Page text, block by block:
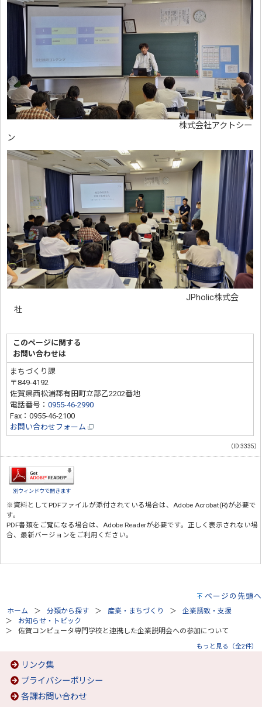
株式会社アクトシー
ン
JPholic株式会
社
このページに関する
お問い合わせは
まちづくり課
〒849-4192
佐賀県西松浦郡有田町立部乙2202番地
電話番号：0955-46-2990
Fax：0955-46-2100
お問い合わせフォーム
（ID:3335）
別ウィンドウで開きます
※資料としてPDFファイルが添付されている場合は、 Adobe Acrobat(R)が必要で
す。
PDF書類をご覧になる場合は、 Adobe Readerが必要です。正しく表示されない場
合、最新バージョンをご利用ください。
ページの先頭へ
ホーム 分類から探す 産業・まちづくり
企業誘致・支援
お知らせ・トピック
佐賀コンピュータ専門学校と連携した企業説明会への参加について
もっと見る（全2件）
リンク集
プライバシーポリシー
各課お問い合わせ